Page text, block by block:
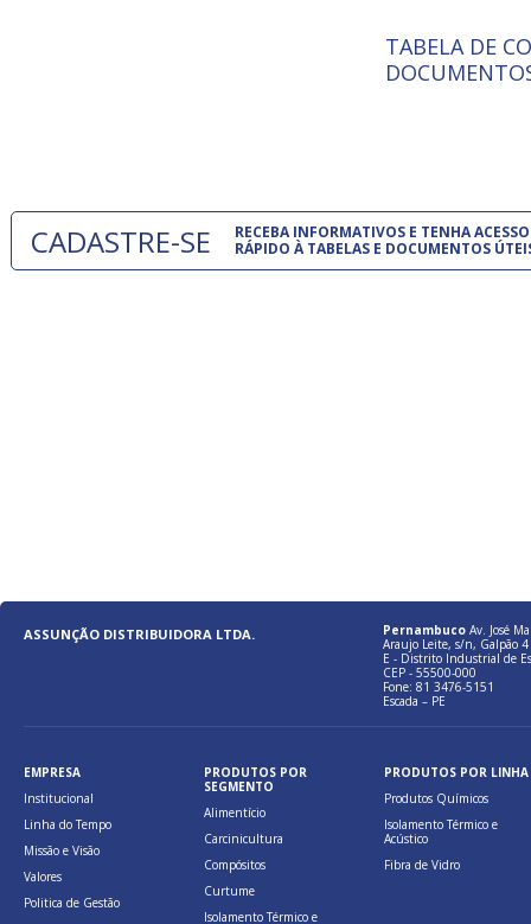
ISO 9001:
A
TABELA DE
CADASTRE-SE
RECEBA INFORMATIVOS E TENHA ACESSO
RÁPIDO À TABELAS E DOCUMENTOS
ASSUNÇÃO DISTRIBUIDORA LTDA. Pernambuco Av. José
Araujo Leite, s/n, Galpão 4
E - Distrito Industrial de
CEP - 55500-000
Fone: 81 3476-5151
Escada – PE
EMPRESA
Institucional
Linha do Tempo
Missão e Visão
Valores
Politica de Gestão
PRODUTOS POR
SEGMENTO
Alimentício
Carcinicultura
Compósitos
Curtume
Isolamento Térmico e
PRODUTOS POR LINHA
Produtos Químicos
Isolamento Térmico e
Acústico
Fibra de Vidro